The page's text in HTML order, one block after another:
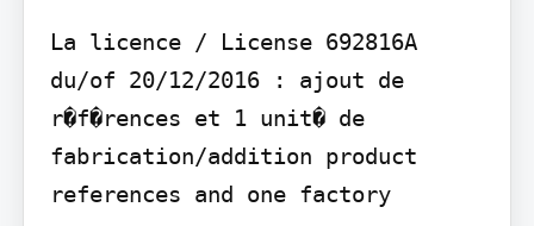
La licence / License 692816A
du/of 20/12/2016 : ajout de
r�f�rences et 1 unit� de
fabrication/addition product
references and one factory